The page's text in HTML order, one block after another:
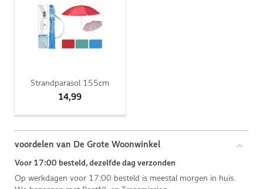
Strandparasol 155cm
14,99
voordelen van De Grote Woonwinkel
Voor 17:00 besteld, dezelfde dag verzonden
Op werkdagen voor 17:00 besteld is meestal morgen in huis.